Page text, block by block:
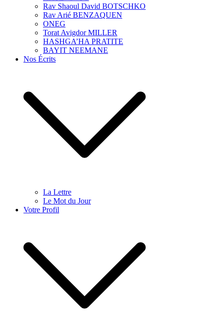
Rav Shaoul David BOTSCHKO
Rav Arié BENZAQUEN
ONEG
Torat Avigdor MILLER
HASHGA’HA PRATITE
BAYIT NEEMANE
Nos Écrits
La Lettre
Le Mot du Jour
Votre Profil